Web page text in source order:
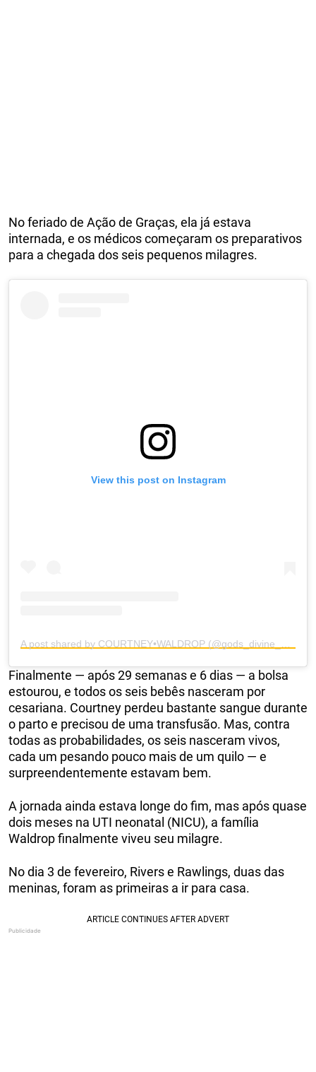
No feriado de Ação de Graças, ela já estava
internada, e os médicos começaram os preparativos
para a chegada dos seis pequenos milagres.
View this post on Instagram
A post shared by COURTNEY•WALDROP (@gods_divine_nine)
Finalmente — após 29 semanas e 6 dias — a bolsa
estourou, e todos os seis bebês nasceram por
cesariana. Courtney perdeu bastante sangue durante
o parto e precisou de uma transfusão. Mas, contra
todas as probabilidades, os seis nasceram vivos,
cada um pesando pouco mais de um quilo — e
surpreendentemente estavam bem.
A jornada ainda estava longe do fim, mas após quase
dois meses na UTI neonatal (NICU), a família
Waldrop finalmente viveu seu milagre.
No dia 3 de fevereiro, Rivers e Rawlings, duas das
meninas, foram as primeiras a ir para casa.